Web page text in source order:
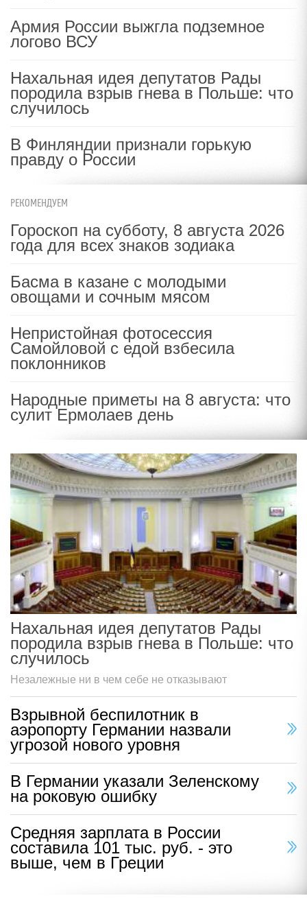
Армия России выжгла подземное
логово ВСУ
Нахальная идея депутатов Рады
породила взрыв гнева в Польше: что
случилось
В Финляндии признали горькую
правду о России
РЕКОМЕНДУЕМ
Гороскоп на субботу, 8 августа 2026
года для всех знаков зодиака
Басма в казане с молодыми
овощами и сочным мясом
Непристойная фотосессия
Самойловой с едой взбесила
поклонников
Народные приметы на 8 августа: что
сулит Ермолаев день
Нахальная идея депутатов Рады
породила взрыв гнева в Польше: что
случилось
Незалежные ни в чем себе не отказывают
Взрывной беспилотник в
аэропорту Германии назвали
угрозой нового уровня
В Германии указали Зеленскому
на роковую ошибку
Средняя зарплата в России
составила 101 тыс. руб. - это
выше, чем в Греции